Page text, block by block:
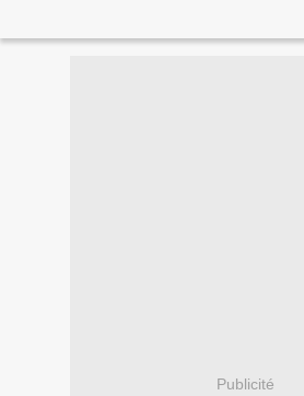
Publicité